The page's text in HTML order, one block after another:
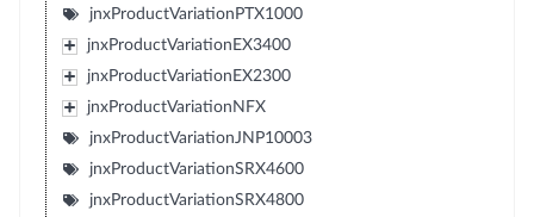
jnxProductVariationPTX1000
jnxProductVariationEX3400
jnxProductVariationEX2300
jnxProductVariationNFX
jnxProductVariationJNP10003
jnxProductVariationSRX4600
jnxProductVariationSRX4800